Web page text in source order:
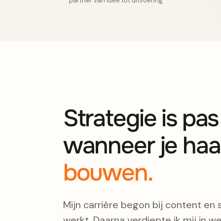
Strategie is
wanneer je
bouwen.
Mijn carrière begon bij content en